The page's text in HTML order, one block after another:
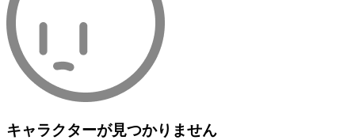
キャラクターが見つかりません